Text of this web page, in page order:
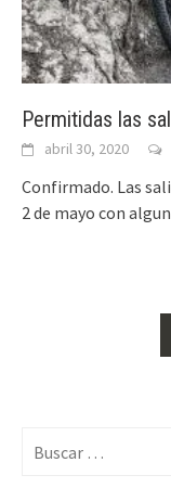
Permitidas las
abril 30, 2020
Confirmado. Las
2 de mayo con